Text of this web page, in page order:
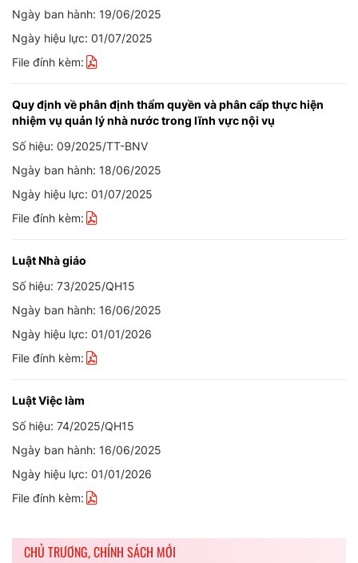
Ngày ban hành: 19/06/2025
Ngày hiệu lực: 01/07/2025
File đính kèm:
Quy định về phân định thẩm quyền và phân cấp thực hiện
nhiệm vụ quản lý nhà nước trong lĩnh vực nội vụ
Số hiệu: 09/2025/TT-BNV
Ngày ban hành: 18/06/2025
Ngày hiệu lực: 01/07/2025
File đính kèm:
Luật Nhà giáo
Số hiệu: 73/2025/QH15
Ngày ban hành: 16/06/2025
Ngày hiệu lực: 01/01/2026
File đính kèm:
Luật Việc làm
Số hiệu: 74/2025/QH15
Ngày ban hành: 16/06/2025
Ngày hiệu lực: 01/01/2026
File đính kèm:
CHỦ TRƯƠNG, CHÍNH SÁCH MỚI